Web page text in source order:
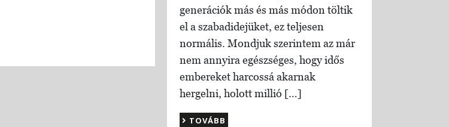
generációk más és más módon töltik
el a szabadidejüket, ez teljesen
normális. Mondjuk szerintem az már
nem annyira egészséges, hogy idős
embereket harcossá akarnak
hergelni, holott millió […]
TOVÁBB